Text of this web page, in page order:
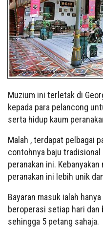
Muzium ini terletak di
kepada para pelancong
serta hidup kaum
Malah , terdapat pelbagai
contohnya baju
peranakan ini.
peranakan ini lebih unik
Bayaran masuk ialah hanya
beroperasi setiap hari dan
sehingga 5 petang sahaja.